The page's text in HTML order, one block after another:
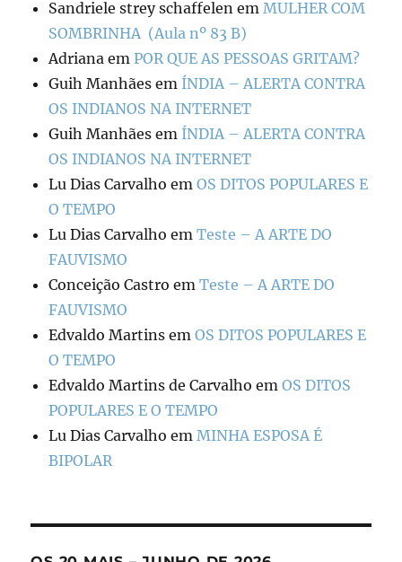
Sandriele strey schaffelen emMULHER COM
SOMBRINHA (Aula nº 83 B)
Adriana emPOR QUE AS PESSOAS GRITAM?
Guih Manhães em ÍNDIA – ALERTA CONTRA
OS INDIANOS NA INTERNET
Guih Manhães em ÍNDIA – ALERTA CONTRA
OS INDIANOS NA INTERNET
Lu Dias Carvalho emOS DITOS POPULARES E
O TEMPO
Lu Dias Carvalho emTeste – A ARTE DO
FAUVISMO
Conceição Castro emTeste – A ARTE DO
FAUVISMO
Edvaldo Martins emOS DITOS POPULARES E
O TEMPO
Edvaldo Martins de Carvalho emOS DITOS
POPULARES E O TEMPO
Lu Dias Carvalho emMINHA ESPOSA É
BIPOLAR